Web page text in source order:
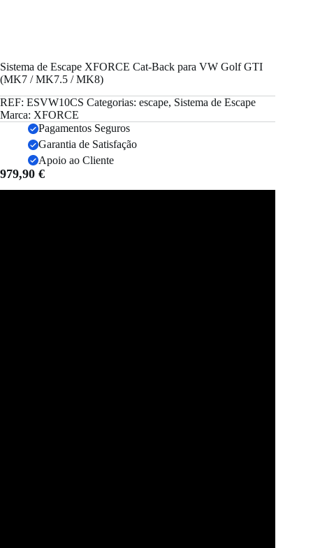
Sistema de Escape XFORCE Cat-Back para VW Golf GTI
(MK7 / MK7.5 / MK8)
REF: ESVW10CS Categorias: escape, Sistema de Escape
Marca: XFORCE
Pagamentos Seguros
Garantia de Satisfação
Apoio ao Cliente
979,90 €